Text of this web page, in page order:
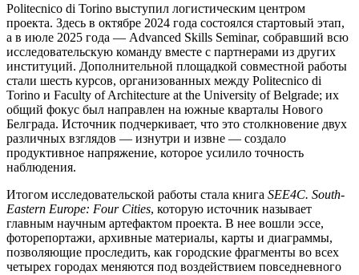
Politecnico di Torino выступил логистическим центром
проекта. Здесь в октябре 2024 года состоялся стартовый этап,
а в июле 2025 года — Advanced Skills Seminar, собравший всю
исследовательскую команду вместе с партнерами из других
институций. Дополнительной площадкой совместной работы
стали шесть курсов, организованных между Politecnico di
Torino и Faculty of Architecture at the University of Belgrade; их
общий фокус был направлен на южные кварталы Нового
Белграда. Источник подчеркивает, что это столкновение двух
различных взглядов — изнутри и извне — создало
продуктивное напряжение, которое усилило точность
наблюдения.
Итогом исследовательской работы стала книга SEE4C. South-
Eastern Europe: Four Cities, которую источник называет
главным научным артефактом проекта. В нее вошли эссе,
фоторепортажи, архивные материалы, карты и диаграммы,
позволяющие проследить, как городские фрагменты во всех
четырех городах меняются под воздействием повседневного